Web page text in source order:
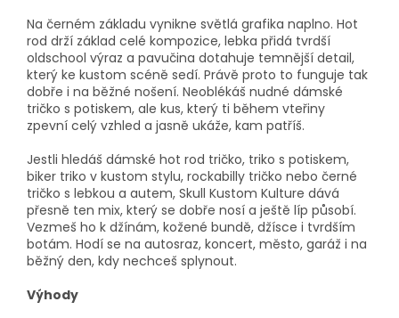
Na černém základu vynikne světlá grafika naplno. Hot
rod drží základ celé kompozice, lebka přidá tvrdší
oldschool výraz a pavučina dotahuje temnější detail,
který ke kustom scéně sedí. Právě proto to funguje tak
dobře i na běžné nošení. Neoblékáš nudné dámské
tričko s potiskem, ale kus, který ti během vteřiny
zpevní celý vzhled a jasně ukáže, kam patříš.
Jestli hledáš dámské hot rod tričko, triko s potiskem,
biker triko v kustom stylu, rockabilly tričko nebo černé
tričko s lebkou a autem, Skull Kustom Kulture dává
přesně ten mix, který se dobře nosí a ještě líp působí.
Vezmeš ho k džínám, kožené bundě, džísce i tvrdším
botám. Hodí se na autosraz, koncert, město, garáž i na
běžný den, kdy nechceš splynout.
Výhody